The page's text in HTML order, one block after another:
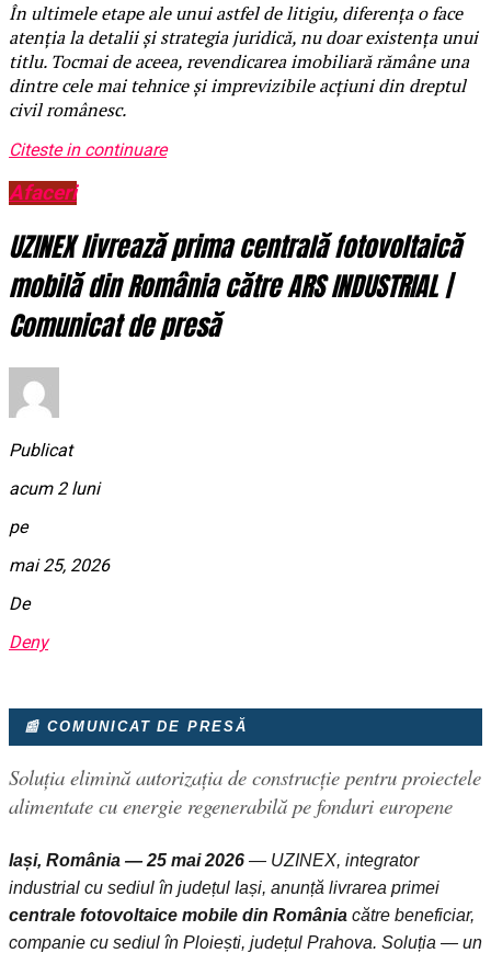
În ultimele etape ale unui astfel de litigiu, diferența o face
atenția la detalii și strategia juridică, nu doar existența unui
titlu. Tocmai de aceea, revendicarea imobiliară rămâne una
dintre cele mai tehnice și imprevizibile acțiuni din dreptul
civil românesc.
Citeste in continuare
Afaceri
UZINEX livrează prima centrală fotovoltaică
mobilă din România către ARS INDUSTRIAL |
Comunicat de presă
Publicat
acum 2 luni
pe
mai 25, 2026
De
Deny
📰 COMUNICAT DE PRESĂ
Soluția elimină autorizația de construcție pentru proiectele
alimentate cu energie regenerabilă pe fonduri europene
Iași, România — 25 mai 2026 — UZINEX, integrator
industrial cu sediul în județul Iași, anunță livrarea primei
centrale fotovoltaice mobile din România către beneficiar,
companie cu sediul în Ploiești, județul Prahova. Soluția — un